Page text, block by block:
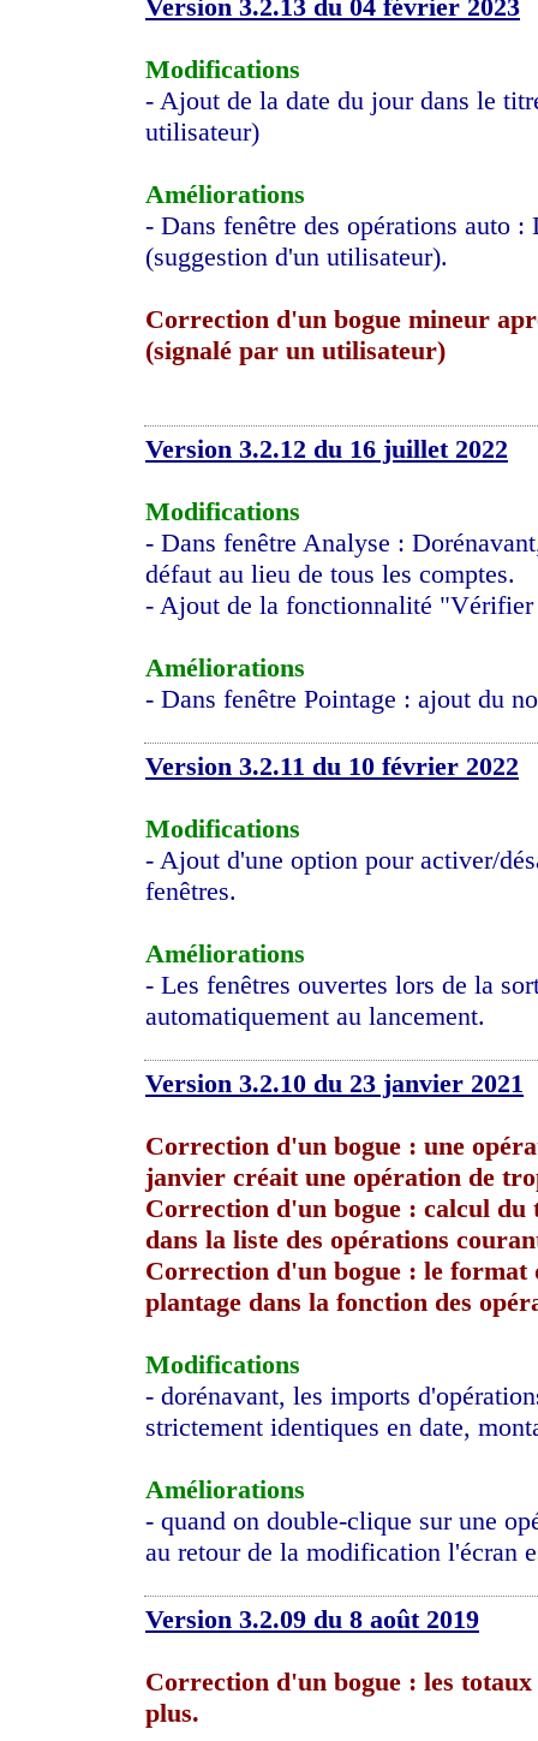
Version 3.2.13 du 04 février 2023
Modifications
- Ajout de la date du jour dans le
utilisateur)
Améliorations
- Dans fenêtre des opérations auto
(suggestion d'un utilisateur).
Correction d'un bogue mineur
(signalé par un utilisateur)
Version 3.2.12 du 16 juillet 2022
Modifications
- Dans fenêtre Analyse :
défaut au lieu de tous les comptes.
- Ajout de la fonctionnalité
Améliorations
- Dans fenêtre Pointage : ajout du
Version 3.2.11 du 10 février 2022
Modifications
- Ajout d'une option pour activer/
fenêtres.
Améliorations
- Les fenêtres ouvertes lors de la
automatiquement au lancement.
Version 3.2.10 du 23 janvier 2021
Correction d'un bogue : une
janvier créait une opération de
Correction d'un bogue : calcul du
dans la liste des opérations
Correction d'un bogue : le format
plantage dans la fonction des
Modifications
- dorénavant, les imports
strictement identiques en date,
Améliorations
- quand on double-clique sur une
au retour de la modification l'écran
Version 3.2.09 du 8 août 2019
Correction d'un bogue : les
plus.